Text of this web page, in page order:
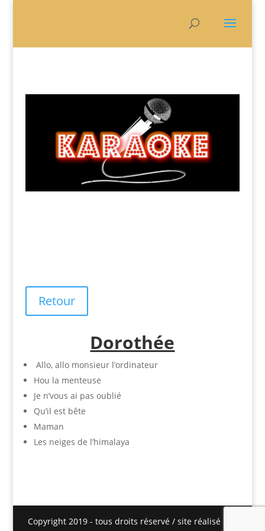
Retour
Dorothée
Allo, allo monsieur l’ordinateur
Hou la menteuse
Je n’vous ai pas oublié
Qu’il est bête
Maman
Les neiges de l’himalaya
Copyright 2019 - tous droits réservé / site réalisé par